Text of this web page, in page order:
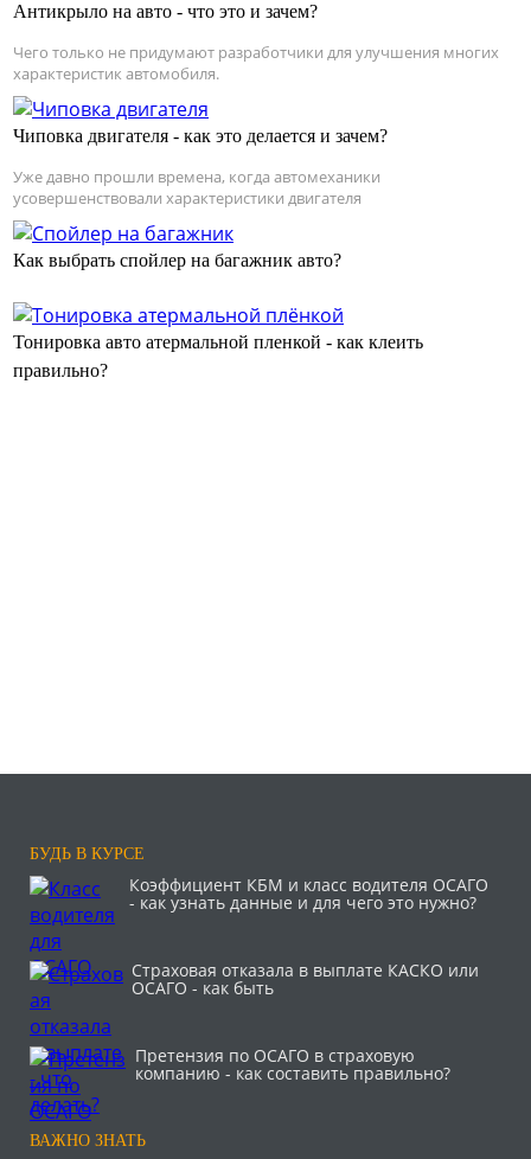
Антикрыло на авто - что это и зачем?
Чего только не придумают разработчики для улучшения многих
характеристик автомобиля.
Чиповка двигателя - как это делается и зачем?
Уже давно прошли времена, когда автомеханики
усовершенствовали характеристики двигателя
Как выбрать спойлер на багажник авто?
Тонировка авто атермальной пленкой - как клеить
правильно?
БУДЬ В КУРСЕ
Коэффициент КБМ и класс водителя ОСАГО
- как узнать данные и для чего это нужно?
Страховая отказала в выплате КАСКО или
ОСАГО - как быть
Претензия по ОСАГО в страховую
компанию - как составить правильно?
ВАЖНО ЗНАТЬ